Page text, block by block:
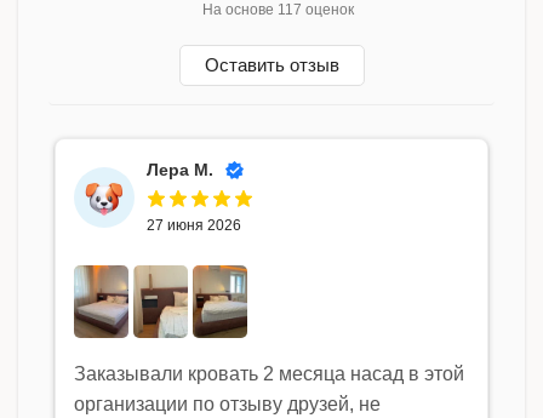
На основе 117 оценок
Оставить отзыв
Лера М.
27 июня 2026
Заказывали кровать 2 месяца насад в этой
организации по отзыву друзей, не